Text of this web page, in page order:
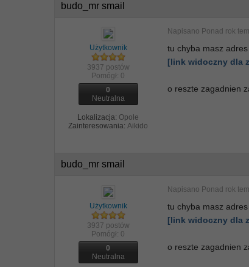
budo_mr smail
Użytkownik
3937 postów
Pomógł: 0
0
Neutralna
Lokalizacja: Opole
Zainteresowania: Aikido
Napisano Ponad rok
tu chyba masz adres
[link widoczny dla
o reszte zagadnien
budo_mr smail
Użytkownik
3937 postów
Pomógł: 0
0
Neutralna
Napisano Ponad rok
tu chyba masz adres
[link widoczny dla
o reszte zagadnien